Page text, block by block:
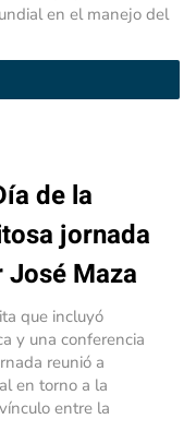
en el manejo del
de la
jornada
Maza
que incluyó
y una conferencia
reunió a
en torno a la
entre la